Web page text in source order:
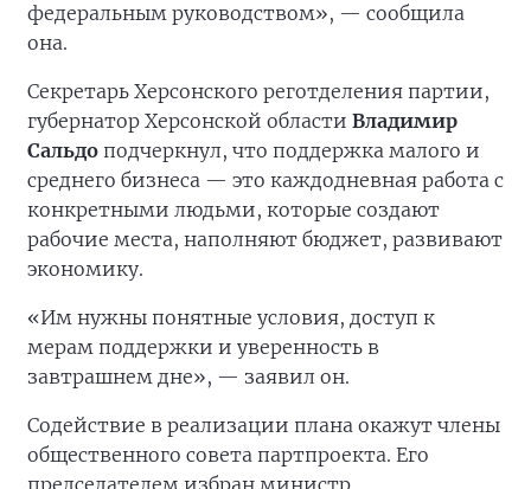
федеральным руководством», — сообщила
она.
Секретарь Херсонского реготделения партии,
губернатор Херсонской области Владимир
Сальдо подчеркнул, что поддержка малого и
среднего бизнеса — это каждодневная работа с
конкретными людьми, которые создают
рабочие места, наполняют бюджет, развивают
экономику.
«Им нужны понятные условия, доступ к
мерам поддержки и уверенность в
завтрашнем дне», — заявил он.
Содействие в реализации плана окажут члены
общественного совета партпроекта. Его
председателем избран министр